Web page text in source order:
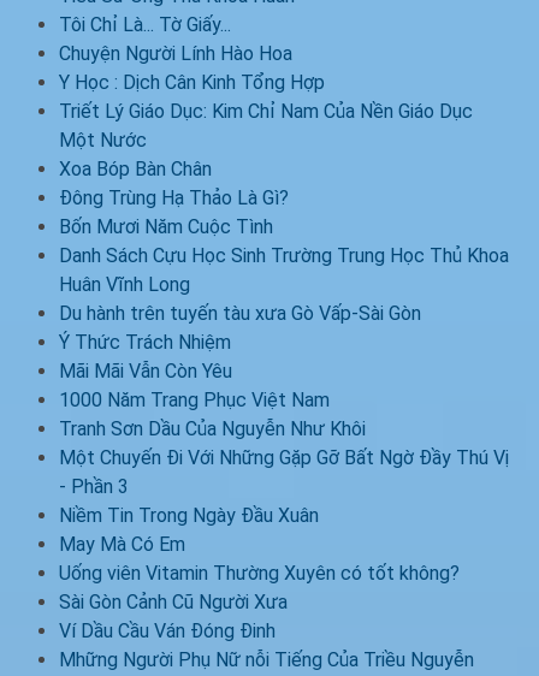
Tôi Chỉ Là... Tờ Giấy...
Chuyện Người Lính Hào Hoa
Y Học : Dịch Cân Kinh Tổng Hợp
Triết Lý Giáo Dục: Kim Chỉ Nam Của Nền Giáo Dục
Một Nước
Xoa Bóp Bàn Chân
Đông Trùng Hạ Thảo Là Gì?
Bốn Mươi Năm Cuộc Tình
Danh Sách Cựu Học Sinh Trường Trung Học Thủ Khoa
Huân Vĩnh Long
Du hành trên tuyến tàu xưa Gò Vấp-Sài Gòn
Ý Thức Trách Nhiệm
Mãi Mãi Vẫn Còn Yêu
1000 Năm Trang Phục Việt Nam
Tranh Sơn Dầu Của Nguyễn Như Khôi
Một Chuyến Đi Với Những Gặp Gỡ Bất Ngờ Đầy Thú Vị
- Phần 3
Niềm Tin Trong Ngày Đầu Xuân
May Mà Có Em
Uống viên Vitamin Thường Xuyên có tốt không?
Sài Gòn Cảnh Cũ Người Xưa
Ví Dầu Cầu Ván Đóng Đinh
Mhững Người Phụ Nữ nỗi Tiếng Của Triều Nguyễn